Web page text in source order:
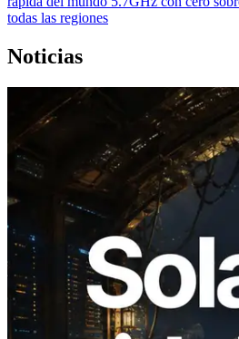
todas las regiones
Noticias
2026.08.05